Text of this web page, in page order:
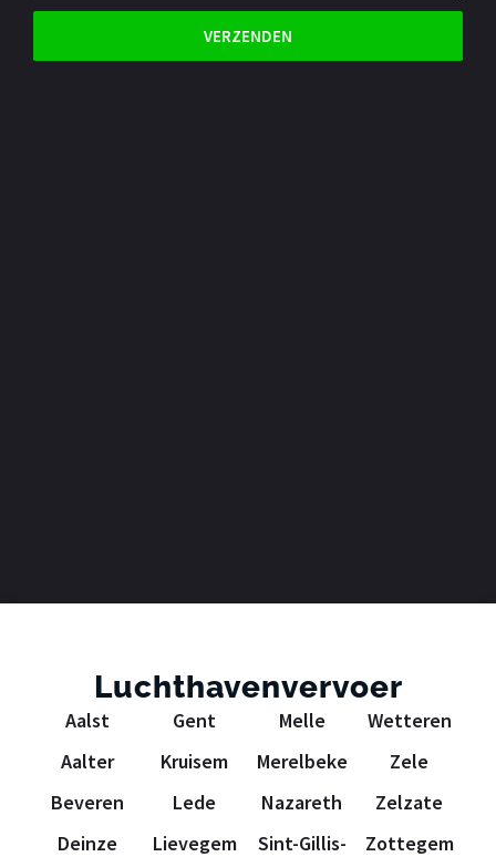
VERZENDEN
Luchthavenvervoer
Aalst
Aalter
Beveren
Deinze
Gent
Kruisem
Lede
Lievegem
Melle
Merelbeke
Nazareth
Sint-Gillis-
Wetteren
Zele
Zelzate
Zottegem